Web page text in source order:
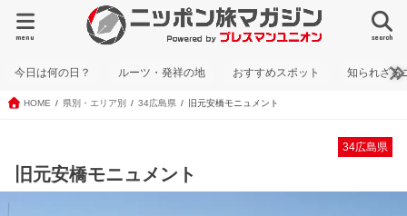
search
menu
今日は何の日？ ルーツ・発祥の地 おすすめスポット 知られざる
HOME 県別・エリア別 34広島県 旧元安橋モニュメント
34広島県
旧元安橋モニュメント